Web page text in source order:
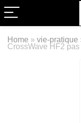
Home » vie-pratique
CrossWave HF2